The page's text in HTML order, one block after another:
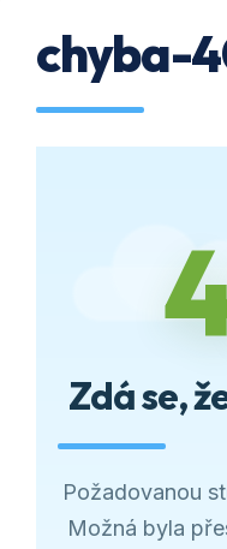
chyba-
Zdá se,
Požadovanou
Možná byla